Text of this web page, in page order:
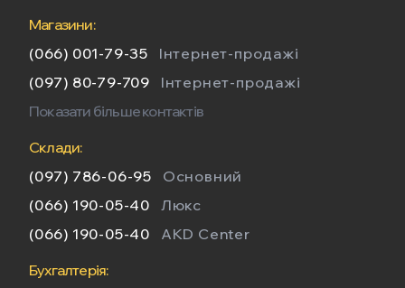
Магазини:
(066) 001-79-35
Інтернет-продажі
(097) 80-79-709
Інтернет-продажі
Показати більше контактів
Склади:
(097) 786-06-95
Основний
(066) 190-05-40
Люкс
(066) 190-05-40
AKD Center
Бухгалтерія: